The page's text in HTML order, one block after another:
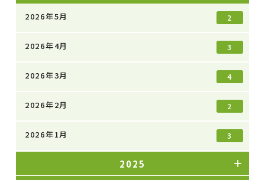
2026年5月 2
2026年4月 3
2026年3月 4
2026年2月 2
2026年1月 3
2025